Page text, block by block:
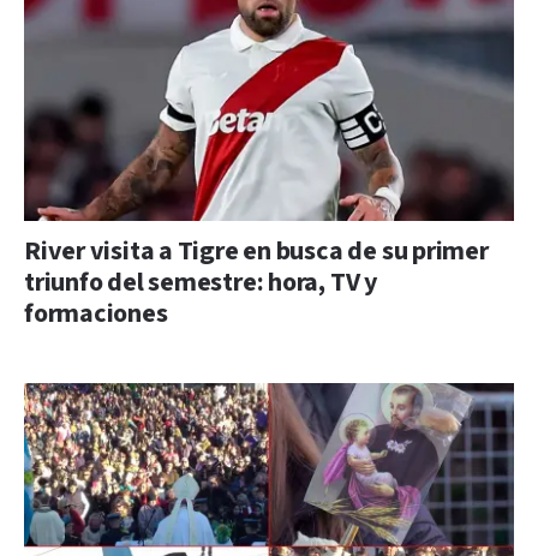
River visita a Tigre en busca de su primer
triunfo del semestre: hora, TV y
formaciones